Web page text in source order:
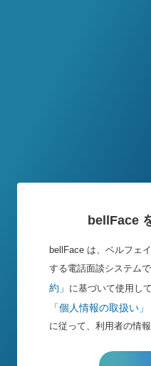
bellFace
bellFace は、ベルフェ
する電話面談システム
約」 に基づいて使用し
「個人情報の取扱い」
に従って、利用者の情